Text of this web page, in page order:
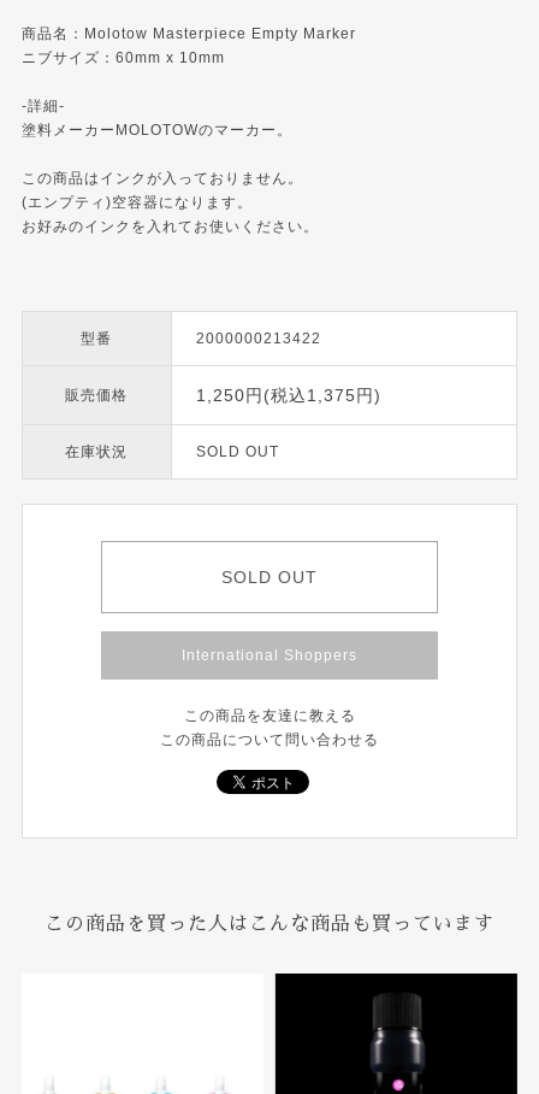
商品名：Molotow Masterpiece Empty Marker
ニブサイズ：60mm x 10mm
-詳細-
塗料メーカーMOLOTOWのマーカー。
この商品はインクが入っておりません。
(エンプティ)空容器になります。
お好みのインクを入れてお使いください。
型番 2000000213422
販売価格 1,250円(税込1,375円)
在庫状況 SOLD OUT
SOLD OUT
International Shoppers
この商品を友達に教える
この商品について問い合わせる
この商品を買った人はこんな商品も買っています